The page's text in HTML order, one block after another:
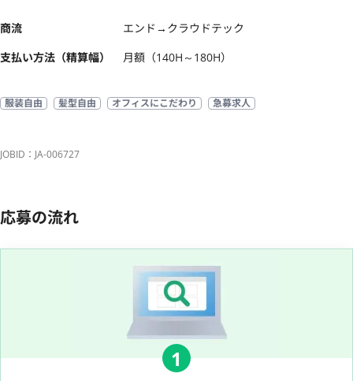
商流
エンド→クラウドテック
支払い方法（精算幅）
月額（140H～180H）
服装自由 髪型自由 オフィスにこだわり 急募求人
JOBID：JA-006727
応募の流れ
1